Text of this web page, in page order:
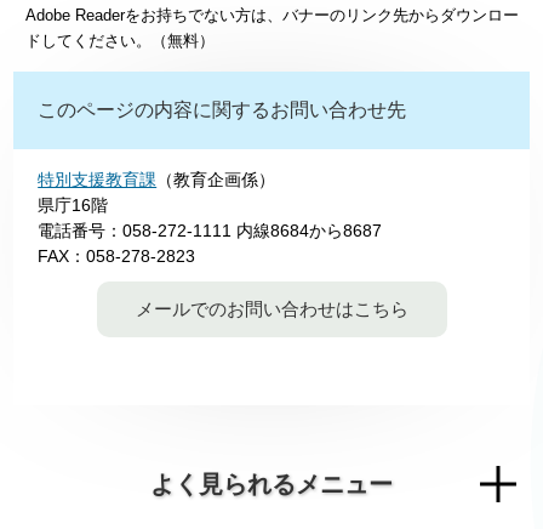
Adobe Readerをお持ちでない方は、バナーのリンク先からダウンロー
ドしてください。（無料）
このページの内容に関するお問い合わせ先
特別支援教育課 （教育企画係）
県庁16階
電話番号：058-272-1111 内線8684から8687
FAX：058-278-2823
メールでのお問い合わせはこちら
よく見られるメニュー